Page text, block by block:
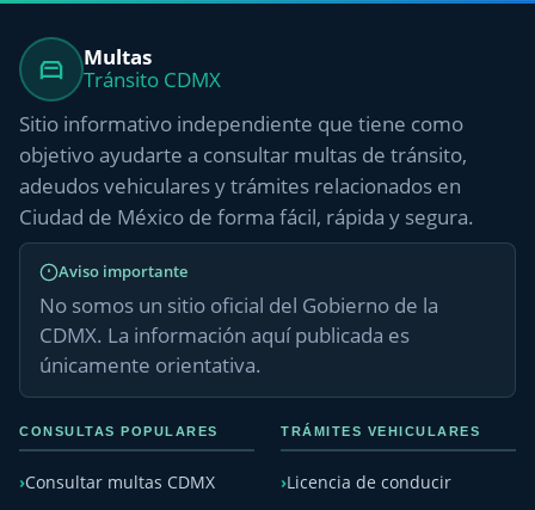
Multas
Tránsito CDMX
Sitio informativo independiente que tiene como
objetivo ayudarte a consultar multas de tránsito,
adeudos vehiculares y trámites relacionados en
Ciudad de México de forma fácil, rápida y segura.
Aviso importante
No somos un sitio oficial del Gobierno de la
CDMX. La información aquí publicada es
únicamente orientativa.
CONSULTAS POPULARES
Consultar multas CDMX
TRÁMITES VEHICULARES
Licencia de conducir